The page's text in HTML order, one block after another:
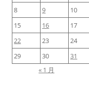
8
9 10
15
16 17
22
23 24
29
30
31
« 1 月